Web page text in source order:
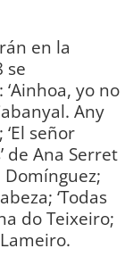
en la
se
yo no
Any
señor
de Ana Serret
Domínguez;
‘Todas
do Teixeiro;